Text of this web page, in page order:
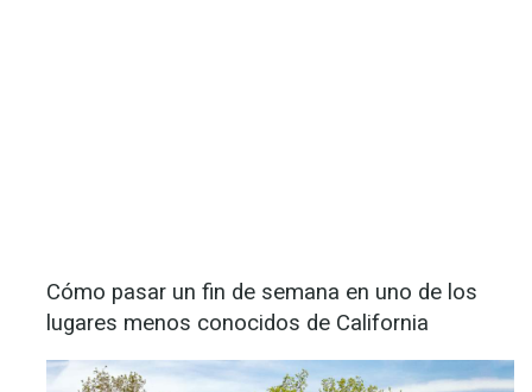
Cómo pasar un fin de semana en uno de los
lugares menos conocidos de California